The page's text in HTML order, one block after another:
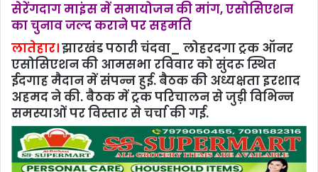
सेरेंगदाग माइंस में समायोजन की मांग, एसोसिएशन
का चुनाव जल्द कराने पर सहमति
लातेहार।झारखंड पठारी चंदवा_ लोहरदगा ट्रक ऑनर
एसोसिएशन की आमसभा रविवार को सुंदरू स्थित
ईदगाह मैदान में संपन्न हुई. बैठक की अध्यक्षता इरशाद
अहमद ने की. बैठक में ट्रक परिचालन से जुड़ी विभिन्न
समस्याओं पर विस्तार से चर्चा की गई.